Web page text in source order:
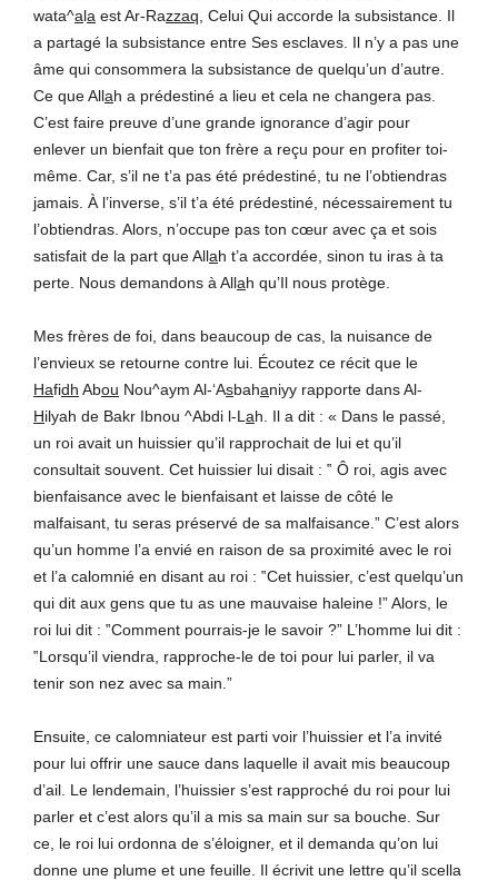
wata^ala est Ar-Razzaq , Celui Qui accorde la subsistance. Il
a partagé la subsistance entre Ses esclaves. Il n’y a pas une
âme qui consommera la subsistance de quelqu’un d’autre.
Ce que Allah a prédestiné a lieu et cela ne changera pas.
C’est faire preuve d’une grande ignorance d’agir pour
enlever un bienfait que ton frère a reçu pour en profiter toi-
même. Car, s’il ne t’a pas été prédestiné, tu ne l’obtiendras
jamais. À l’inverse, s’il t’a été prédestiné, nécessairement tu
l’obtiendras. Alors, n’occupe pas ton cœur avec ça et sois
satisfait de la part que Allah t’a accordée, sinon tu iras à ta
perte. Nous demandons à Allah qu’Il nous protège.
Mes frères de foi, dans beaucoup de cas, la nuisance de
l’envieux se retourne contre lui. Écoutez ce récit que le
Hafidh Abou Nou^aym Al-‘Asbahaniyy rapporte dans Al-
Hilyah de Bakr Ibnou ^Abdi l-L ah. Il a dit : « Dans le passé,
un roi avait un huissier qu’il rapprochait de lui et qu’il
consultait souvent. Cet huissier lui disait : ‟ Ô roi, agis avec
bienfaisance avec le bienfaisant et laisse de côté le
malfaisant, tu seras préservé de sa malfaisance.” C’est alors
qu’un homme l’a envié en raison de sa proximité avec le roi
et l’a calomnié en disant au roi : ‟Cet huissier, c’est quelqu’un
qui dit aux gens que tu as une mauvaise haleine !” Alors, le
roi lui dit : ‟Comment pourrais-je le savoir ?” L’homme lui dit :
‟Lorsqu’il viendra, rapproche-le de toi pour lui parler, il va
tenir son nez avec sa main.”
Ensuite, ce calomniateur est parti voir l’huissier et l’a invité
pour lui offrir une sauce dans laquelle il avait mis beaucoup
d’ail. Le lendemain, l’huissier s’est rapproché du roi pour lui
parler et c’est alors qu’il a mis sa main sur sa bouche. Sur
ce, le roi lui ordonna de s’éloigner, et il demanda qu’on lui
donne une plume et une feuille. Il écrivit une lettre qu’il scella